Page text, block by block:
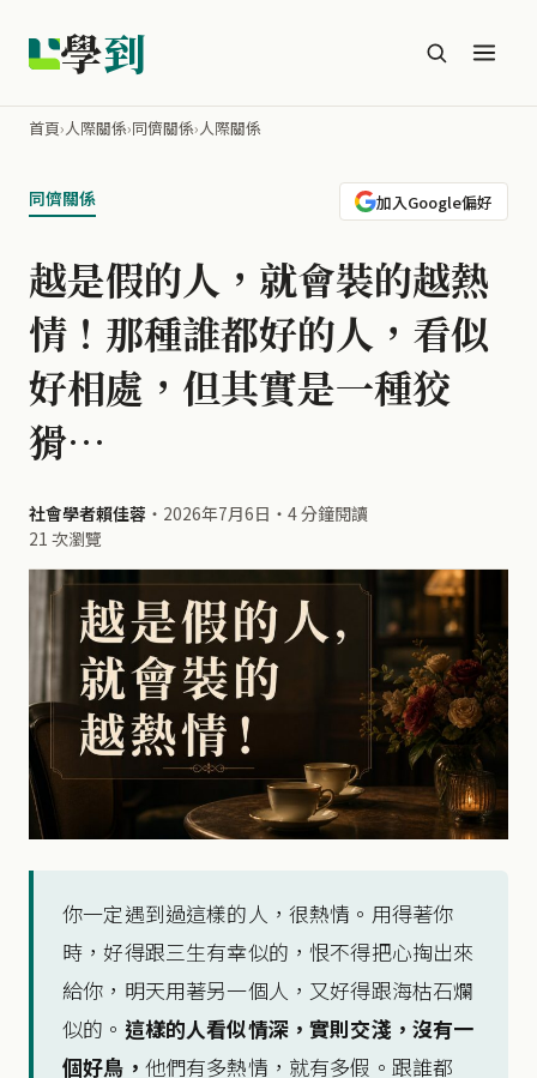
學到
首頁›人際關係›同儕關係›人際關係
同儕關係 加入Google偏好
越是假的人，就會裝的越熱
情！那種誰都好的人，看似
好相處，但其實是一種狡
猾…
社會學者賴佳蓉 ・ 2026年7月6日 ・ 4 分鐘閱讀
21 次瀏覽
你一定遇到過這樣的人，很熱情。用得著你
時，好得跟三生有幸似的，恨不得把心掏出來
給你，明天用著另一個人，又好得跟海枯石爛
似的。 這樣的人看似情深，實則交淺，沒有一
個好鳥， 他們有多熱情，就有多假。跟誰都